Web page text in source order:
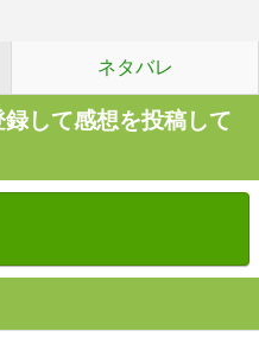
ネタバレ
して感想を投稿して